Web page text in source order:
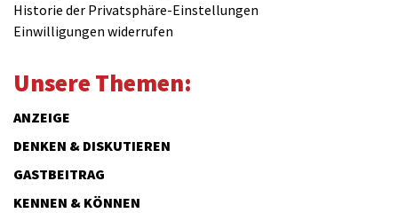
Historie der Privatsphäre-Einstellungen
Einwilligungen widerrufen
Unsere Themen:
ANZEIGE
DENKEN & DISKUTIEREN
GASTBEITRAG
KENNEN & KÖNNEN